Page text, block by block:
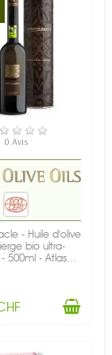
STOCK
0 Avis
- Huile d'olive
bio ultra-
500ml - Atlas...